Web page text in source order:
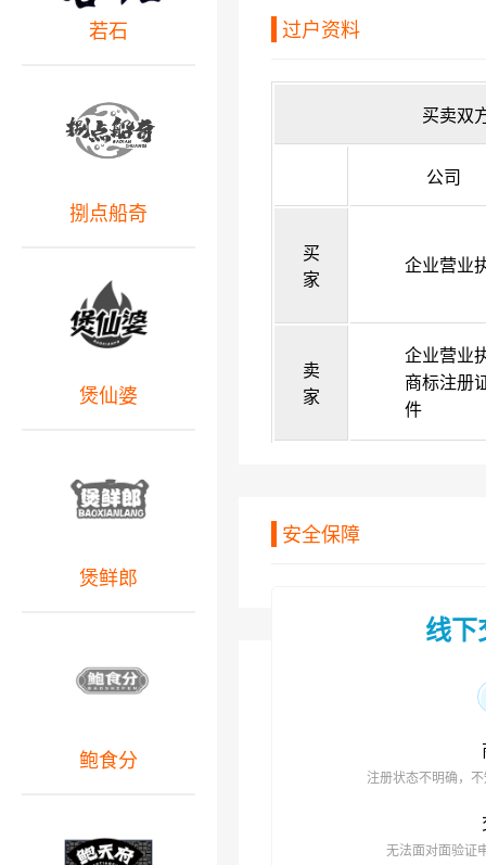
过户资料
买卖双
公司
买
家
企业营业
卖
家
企业营业
商标注册
件
安全保障
线下
注册状态不明确，
无法面对面验证
若石
捌点船奇
煲仙婆
煲鲜郎
鲍食分